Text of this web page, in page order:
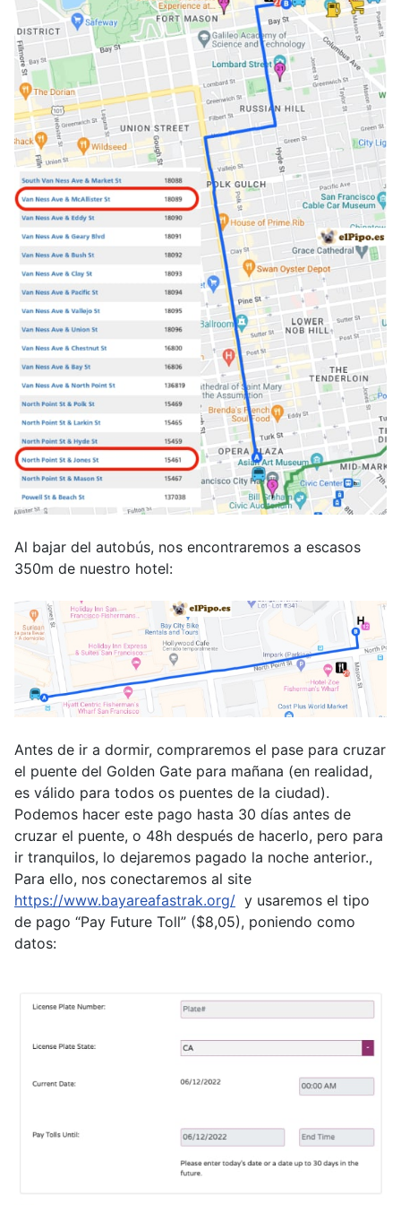
Al bajar del autobús, nos encontraremos a escasos
350m de nuestro hotel:
Antes de ir a dormir, compraremos el pase para cruzar
el puente del Golden Gate para mañana (en realidad,
es válido para todos os puentes de la ciudad).
Podemos hacer este pago hasta 30 días antes de
cruzar el puente, o 48h después de hacerlo, pero para
ir tranquilos, lo dejaremos pagado la noche anterior.,
Para ello, nos conectaremos al site
https://www.bayareafastrak.org/ y usaremos el tipo
de pago “Pay Future Toll” ($8,05), poniendo como
datos: